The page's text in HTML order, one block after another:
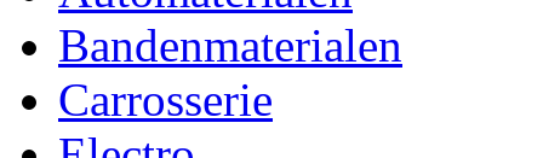
Bandenmaterialen
Carrosserie